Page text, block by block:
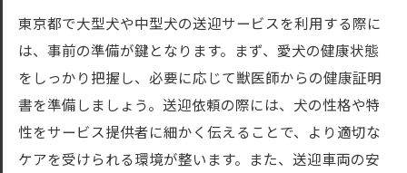
東京都で大型犬や中型犬の送迎サービスを利用する際に
は、事前の準備が鍵となります。まず、愛犬の健康状態
をしっかり把握し、必要に応じて獣医師からの健康証明
書を準備しましょう。送迎依頼の際には、犬の性格や特
性をサービス提供者に細かく伝えることで、より適切な
ケアを受けられる環境が整います。また、送迎車両の安